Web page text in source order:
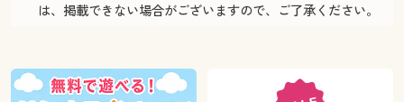
は、掲載できない場合がございますので、ご了承ください。